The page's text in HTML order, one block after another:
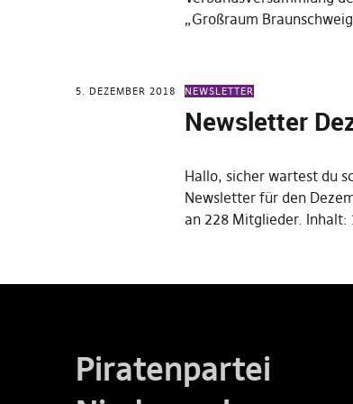
„Großraum
5. DEZEMBER 2018 NEWSLETTER
Newsletter
Hallo, sicher wartest du
Newsletter für den
an 228 Mitglieder. Inhalt:
Piratenpartei